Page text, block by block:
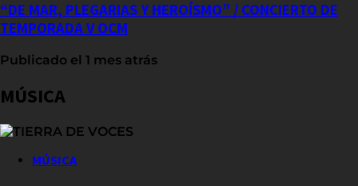
“DE MAR, PLEGARIAS Y HEROÍSMO” / CONCIERTO DE
TEMPORADA V OCM
Publicado el 1 mes atrás
MÚSICA
MÚSICA